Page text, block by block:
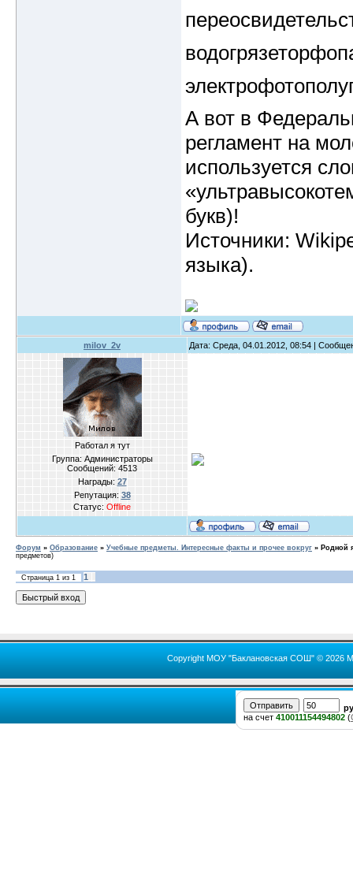
А вот в
регламент на
используется
букв)!
Источники:
языка).
milov_2v Дата: Среда, 04.01.2012, 08:54 |
Работал я тут
Группа: Администраторы
Сообщений: 4513
Награды: 27
Репутация: 38
Статус: Offline
Форум » Образование » Учебные предметы. Интересные факты и прочее вокруг » Родной
предметов)
Страница 1 из 1 1
Copyright МОУ "Баклановская СОШ" © 2026
на счет 410011154494802 (